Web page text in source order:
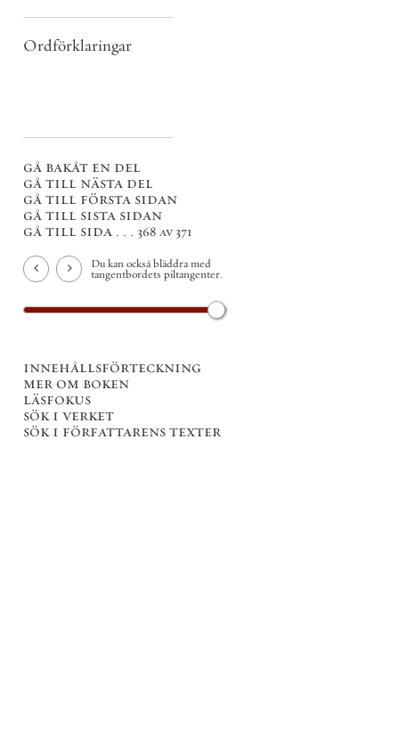
Ordförklaringar
gå bakåt en del
gå till nästa del
gå till första sidan
gå till sista sidan
gå till sida . . . 368 av 371
Du kan också bläddra med
tangentbordets piltangenter.
innehållsförteckning
mer om boken
läsfokus
sök i verket
sök i författarens texter